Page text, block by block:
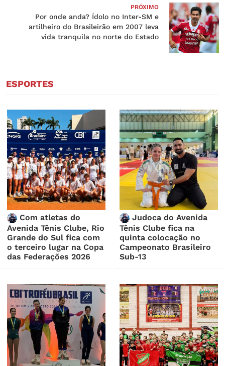
PRÓXIMO
Por onde anda? Ídolo no Inter-SM e
artilheiro do Brasileirão em 2007 leva
vida tranquila no norte do Estado
ESPORTES
Com atletas do
Avenida Tênis Clube, Rio
Grande do Sul fica com
o terceiro lugar na Copa
das Federações 2026
Judoca do Avenida
Tênis Clube fica na
quinta colocação no
Campeonato Brasileiro
Sub-13